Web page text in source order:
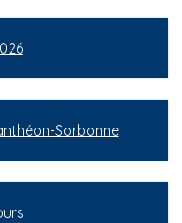
Sorbonne